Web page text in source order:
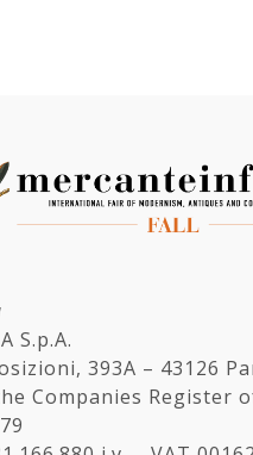
S.p.A.
393A – 43126
Companies Register